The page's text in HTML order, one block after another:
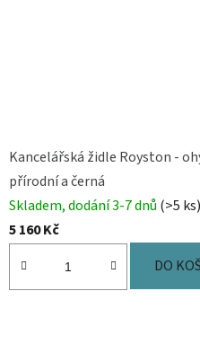
Kancelářská židle Royston -
přírodní a černá
Skladem, dodání 3-7 dnů (>5 ks)
5 160 Kč
DO